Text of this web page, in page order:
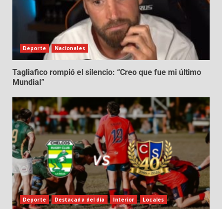
Deporte Nacionales
Tagliafico rompió el silencio: “Creo que fue mi último
Mundial”
Deporte Destacada del día Interior Locales